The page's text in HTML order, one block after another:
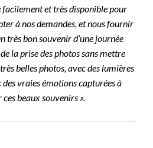
et très disponible pour
à nos demandes, et nous fournir
très bon souvenir d’une journée
la prise des photos sans mettre
belles photos, avec des lumières
des vraies émotions capturées à
beaux souvenirs ».